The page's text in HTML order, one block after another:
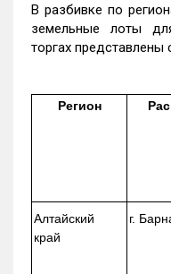
В разбивке по
земельные лоты
торгах
Регион
Алтайский
край
г.